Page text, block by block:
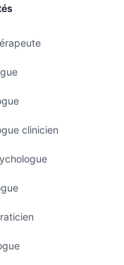
clinicien